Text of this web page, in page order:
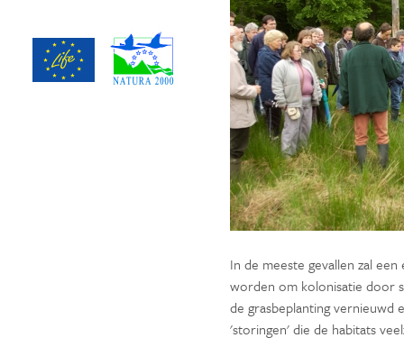
In de meeste gevallen zal
worden om kolonisatie door
de grasbeplanting vernieuwd
'storingen' die de habitats